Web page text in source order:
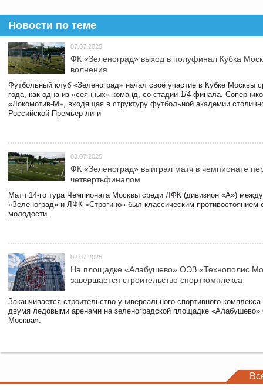
Новости по теме
07.07.2025
ФК «Зеленоград» выход в полуфинал Кубка
волнения
Футбольный клуб «Зеленоград» начал своё участие в Кубке Москвы
года, как одна из «сеянных» команд, со стадии 1/4 финала.
«Локомотив-М», входящая в структуру футбольной академии
Российской Премьер-лиги
03.07.2025
ФК «Зеленоград» выиграл матч в чемпионате
четвертьфиналом
Матч 14-го тура Чемпионата Москвы среди ЛФК (дивизион «А»)
«Зеленоград» и ЛФК «Строгино» был классическим противостоянием
молодости.
02.07.2025
На площадке «Алабушево» ОЭЗ «Технополис
завершается строительство спорткомплекса
Заканчивается строительство универсального спортивного
двумя ледовыми аренами на зеленоградской площадке
Москва».